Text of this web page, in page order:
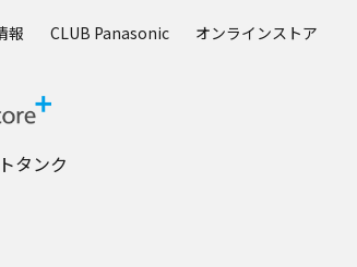
報 CLUB Panasonic オンラインストア
タンク